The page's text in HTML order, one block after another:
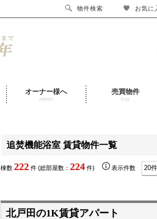
オーナー様へ
owner
売買物件
buy
追焚機能浴室 賃貸物件一覧
棟数 222 件 (総部屋数： 224 件) 表示件数
北戸田の1K賃貸アパート
物件検索 お気に